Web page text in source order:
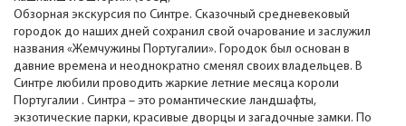
Обзорная экскурсия по Синтре. Сказочный средневековый
городок до наших дней сохранил свой очарование и заслужил
названия «Жемчужины Португалии». Городок был основан в
давние времена и неоднократно сменял своих владельцев. В
Синтре любили проводить жаркие летние месяца короли
Португалии . Синтра – это романтические ландшафты,
экзотические парки, красивые дворцы и загадочные замки. По